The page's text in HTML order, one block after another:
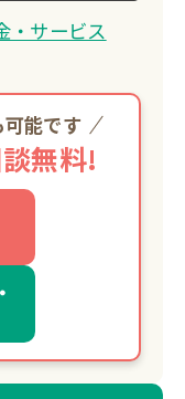
・サービス
能です
無料!